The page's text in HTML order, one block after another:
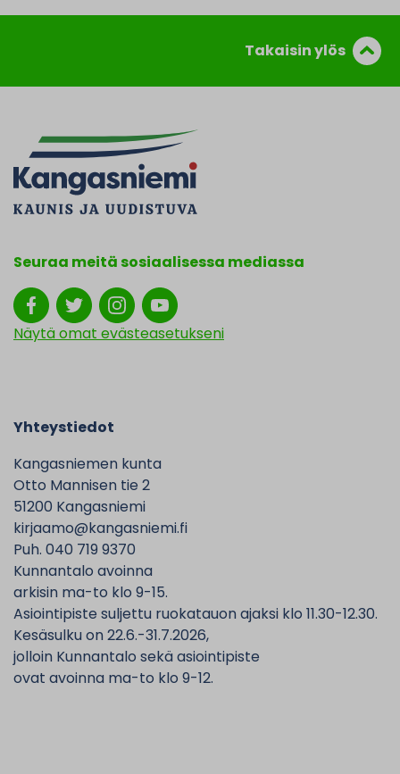
Takaisin ylös
Seuraa meitä sosiaalisessa mediassa
Näytä omat evästeasetukseni
Yhteystiedot
Kangasniemen kunta
Otto Mannisen tie 2
51200 Kangasniemi
kirjaamo@kangasniemi.fi
Puh. 040 719 9370
Kunnantalo avoinna
arkisin ma-to klo 9-15.
Asiointipiste suljettu ruokatauon ajaksi klo 11.30-12.30.
Kesäsulku on 22.6.-31.7.2026,
jolloin Kunnantalo sekä asiointipiste
ovat avoinna ma-to klo 9-12.